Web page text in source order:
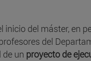
inicio del máster, en
del
un proyecto de